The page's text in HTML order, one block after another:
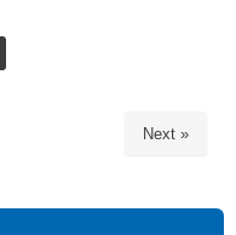
Next »